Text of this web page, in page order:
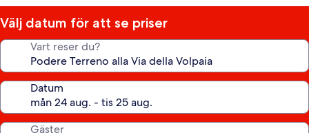
Välj datum för att se priser
Vart reser du?
Datum
Gäster